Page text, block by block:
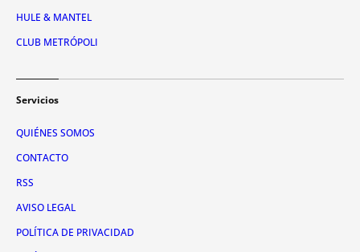
HULE & MANTEL
CLUB METRÓPOLI
Servicios
QUIÉNES SOMOS
CONTACTO
RSS
AVISO LEGAL
POLÍTICA DE PRIVACIDAD